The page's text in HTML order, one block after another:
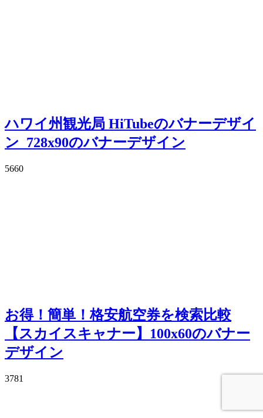
ハワイ州観光局 HiTubeのバナーデザイ
ン_728x90のバナーデザイン
5660
お得！簡単！格安航空券を検索比較
【スカイスキャナー】100x60のバナー
デザイン
3781